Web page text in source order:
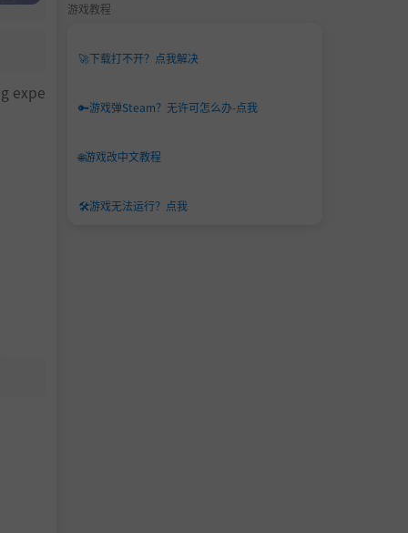
expe
游戏教程
🚀下载打不开？点我解决
🔑游戏弹Steam？无许可怎么办-点我
🌐游戏改中文教程
🛠️游戏无法运行？点我